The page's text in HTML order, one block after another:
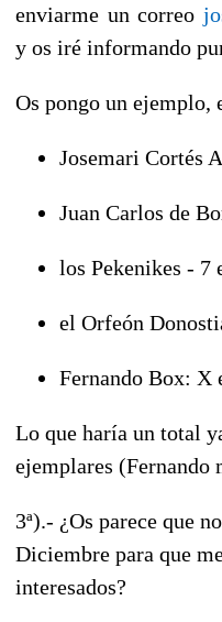
enviarme un correo
y os iré informando
Os pongo un ejemplo,
Josemari Cortés
Juan Carlos de
los Pekenikes - 7
el Orfeón
Fernando Box: X
Lo que haría un total
ejemplares (Fernando
3ª).- ¿Os parece que
Diciembre para que
interesados?